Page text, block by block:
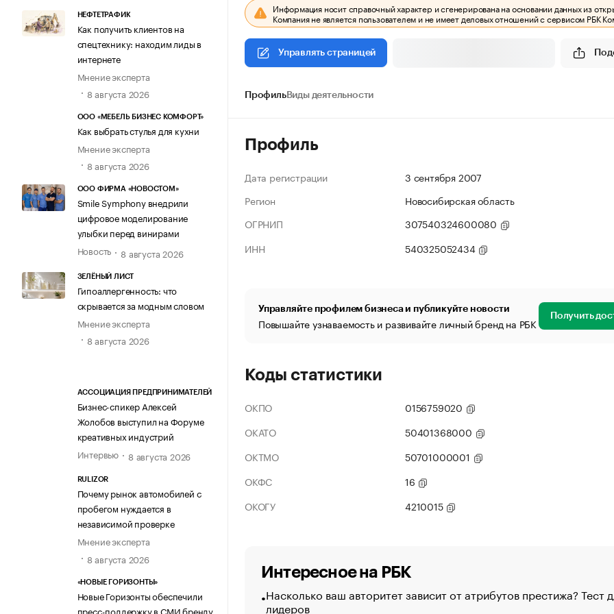
НЕФТЕТРАФИК
Как получить клиентов на
спецтехнику: находим лиды в
интернете
Мнение эксперта
8 августа 2026
ООО «МЕБЕЛЬ БИЗНЕС КОМФОРТ»
Как выбрать стулья для кухни
Мнение эксперта
8 августа 2026
ООО ФИРМА «НОВОСТОМ»
Smile Symphony внедрили
цифровое моделирование
улыбки перед винирами
Новость
8 августа 2026
ЗЕЛЁНЫЙ ЛИСТ
Гипоаллергенность: что
скрывается за модным словом
Мнение эксперта
8 августа 2026
АССОЦИАЦИЯ ПРЕДПРИНИМАТЕЛЕЙ
Бизнес-спикер Алексей
Жолобов выступил на Форуме
креативных индустрий
Интервью
8 августа 2026
RULIZOR
Почему рынок автомобилей с
пробегом нуждается в
независимой проверке
Мнение эксперта
8 августа 2026
«НОВЫЕ ГОРИЗОНТЫ»
Новые Горизонты обеспечили
пресс-поддержку в СМИ бренду
Информация носит справочный характер и сгенерирована на основании данных из
Компания не является пользователем и не имеет деловых отношений с сервисом РБК
Управлять страницей
ПрофильВиды деятельности
Профиль
Дата регистрации
3 сентября 2007
Регион
Новосибирская область
ОГРНИП
307540324600080
ИНН
540325052434
Управляйте профилем бизнеса и публикуйте новости
Повышайте узнаваемость и развивайте личный бренд на РБК Получить
Коды статистики
ОКПО
0156759020
ОКАТО
50401368000
ОКТМО
50701000001
ОКФС
16
ОКОГУ
4210015
Интересное на РБК
Насколько ваш авторитет зависит от атрибутов престижа? Тест
лидеров